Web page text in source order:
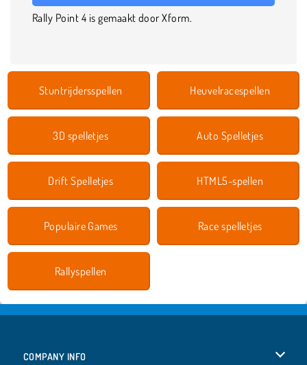
Rally Point 4 is gemaakt door Xform.
Stuntrijdersspellen Heuvelracespellen
3D spelletjes Auto Spelletjes
Drift Spelletjes HTML5-spellen
Populaire Games Race spelletjes
Rallyspellen
COMPANY INFO